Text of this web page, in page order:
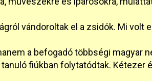
vándoroltak el a zsidók. Mi volt
a befogadó többségi magyar
tanuló fiúkban folytatódtak. Kétezer